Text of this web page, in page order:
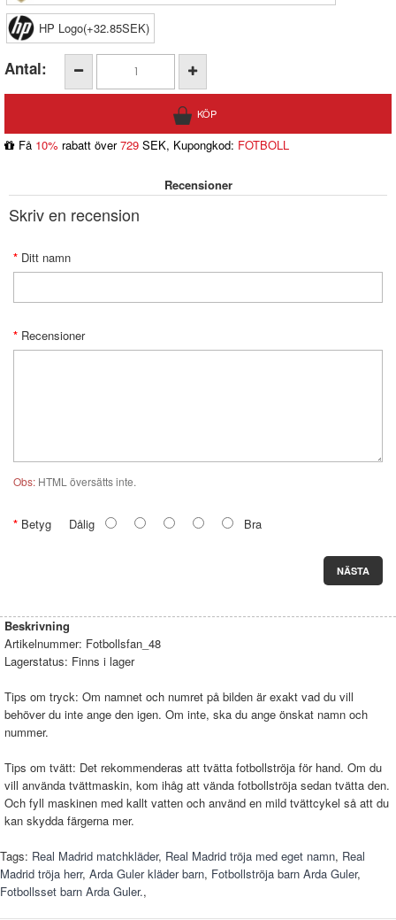
HP Logo(+32.85SEK)
Antal:
Få 10% rabatt över729 SEK, Kupongkod: FOTBOLL
Recensioner
Skriv en recension
Ditt namn
Recensioner
Obs: HTML översätts inte.
Betyg Dålig Bra
NÄSTA
Beskrivning
Artikelnummer: Fotbollsfan_48
Lagerstatus: Finns i lager
Tips om tryck: Om namnet och numret på bilden är exakt vad du vill
behöver du inte ange den igen. Om inte, ska du ange önskat namn och
nummer.
Tips om tvätt: Det rekommenderas att tvätta fotbollströja för hand. Om du
vill använda tvättmaskin, kom ihåg att vända fotbollströja sedan tvätta den.
Och fyll maskinen med kallt vatten och använd en mild tvättcykel så att du
kan skydda färgerna mer.
Tags: Real Madrid matchkläder, Real Madrid tröja med eget namn, Real
Madrid tröja herr, Arda Guler kläder barn, Fotbollströja barn Arda Guler,
Fotbollsset barn Arda Guler.,